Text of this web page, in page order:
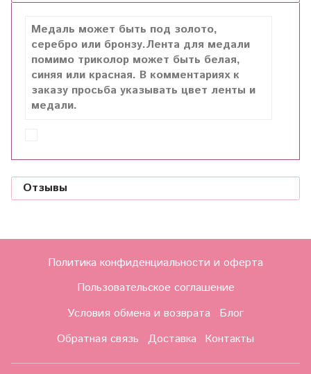
Медаль может быть под золото,
серебро или бронзу.Лента для медали
помимо триколор может быть белая,
синяя или красная. В комментариях к
заказу просьба указывать цвет ленты и
медали.
Отзывы
Политика конфиденциальности и оферта
Пользовательское соглашение
Условия обмена и возврата
Блог
Обратная связь
Доставка Контакты